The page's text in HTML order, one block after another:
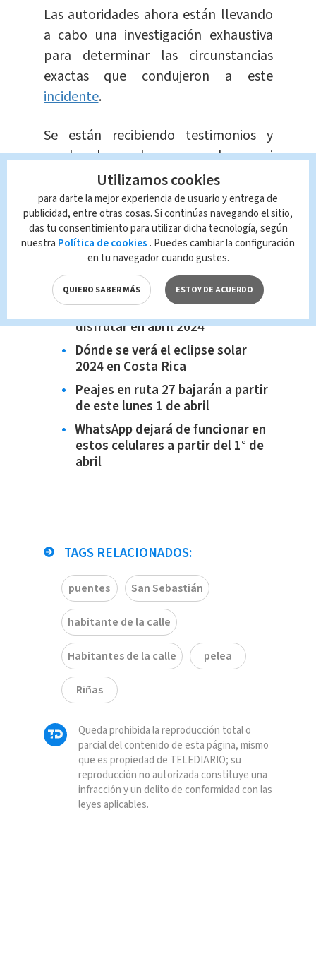
Las autoridades ahora están llevando
a cabo una investigación exhaustiva
para determinar las circunstancias
exactas que condujeron a este
incidente.
Se están recibiendo testimonios y
recabando pruebas para esclarecer si
la discusión por el espacio para dormir
fue realmente el desencadenante del
fatal desenlace, o si hubo otros
factores involucradosen esta tragedia
que tuvo lugar en plena vía pública.
Te recomendamos...
Eventos astronómicos para
disfrutar en abril 2024
Dónde se verá el eclipse solar
2024 en Costa Rica
Peajes en ruta 27 bajarán a partir
de este lunes 1 de abril
WhatsApp dejará de funcionar en
estos celulares a partir del 1° de
abril
TAGS RELACIONADOS:
puentes San Sebastián
habitante de la calle
Habitantes de la calle pelea
Riñas
Queda prohibida la reproducción total o
parcial del contenido de esta página, mismo
que es propiedad de TELEDIARIO; su
reproducción no autorizada constituye una
infracción y un delito de conformidad con las
leyes aplicables.
Utilizamos cookies
para darte la mejor experiencia de usuario y entrega de
publicidad, entre otras cosas. Si continúas navegando el sitio,
das tu consentimiento para utilizar dicha tecnología, según
nuestra Política de cookies . Puedes cambiar la configuración
en tu navegador cuando gustes.
QUIERO SABER MÁS ESTOY DE ACUERDO